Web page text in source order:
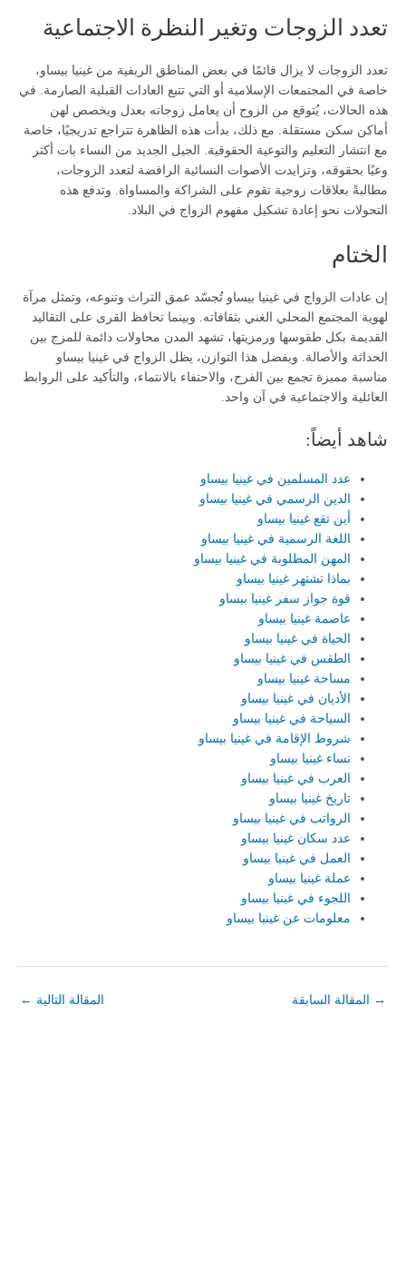
تعدد الزوجات وتغير النظرة الاجتماعية
تعدد الزوجات لا يزال قائمًا في بعض المناطق الريفية من غينيا بيساو،
خاصة في المجتمعات الإسلامية أو التي تتبع العادات القبلية الصارمة. في
هذه الحالات، يُتوقع من الزوج أن يعامل زوجاته بعدل ويخصص لهن
أماكن سكن مستقلة. مع ذلك، بدأت هذه الظاهرة تتراجع تدريجيًا، خاصة
مع انتشار التعليم والتوعية الحقوقية. الجيل الجديد من النساء بات أكثر
وعيًا بحقوقه، وتزايدت الأصوات النسائية الرافضة لتعدد الزوجات،
مطالبةً بعلاقات زوجية تقوم على الشراكة والمساواة. وتدفع هذه
التحولات نحو إعادة تشكيل مفهوم الزواج في البلاد.
الختام
إن عادات الزواج في غينيا بيساو تُجسّد عمق التراث وتنوعه، وتمثل مرآة
لهوية المجتمع المحلي الغني بثقافاته. وبينما تحافظ القرى على التقاليد
القديمة بكل طقوسها ورمزيتها، تشهد المدن محاولات دائمة للمزج بين
الحداثة والأصالة. وبفضل هذا التوازن، يظل الزواج في غينيا بيساو
مناسبة مميزة تجمع بين الفرح، والاحتفاء بالانتماء، والتأكيد على الروابط
العائلية والاجتماعية في آن واحد.
شاهد أيضاً:
عدد المسلمين في غينيا بيساو
الدين الرسمي في غينيا بيساو
أين تقع غينيا بيساو
اللغة الرسمية في غينيا بيساو
المهن المطلوبة في غينيا بيساو
بماذا تشتهر غينيا بيساو
قوة جواز سفر غينيا بيساو
عاصمة غينيا بيساو
الحياة في غينيا بيساو
الطقس في غينيا بيساو
مساحة غينيا بيساو
الأديان في غينيا بيساو
السياحة في غينيا بيساو
شروط الإقامة في غينيا بيساو
نساء غينيا بيساو
العرب في غينيا بيساو
تاريخ غينيا بيساو
الرواتب في غينيا بيساو
عدد سكان غينيا بيساو
العمل في غينيا بيساو
عملة غينيا بيساو
اللجوء في غينيا بيساو
معلومات عن غينيا بيساو
→ المقالة السابقة المقالة التالية ←